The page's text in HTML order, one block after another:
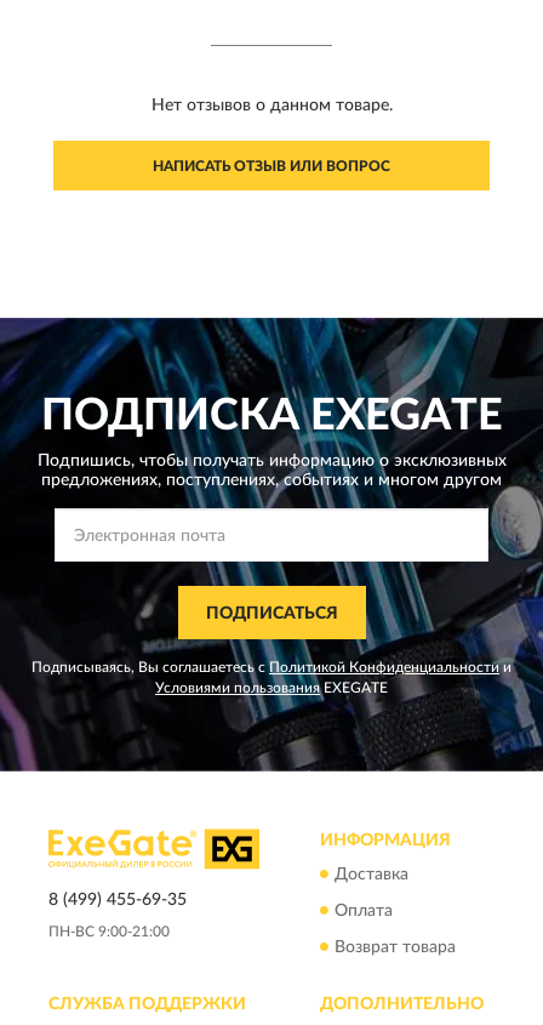
Нет отзывов о данном товаре.
НАПИСАТЬ ОТЗЫВ ИЛИ ВОПРОС
ПОДПИСКАEXEGATE
Подпишись, чтобы получать информацию о эксклюзивных
предложениях, поступлениях, событиях и многом другом
ПОДПИСАТЬСЯ
Подписываясь, Вы соглашаетесь сПолитикой Конфиденциальности и
Условиями пользованияEXEGATE
8 (499) 455-69-35
ПН-ВС 9:00-21:00
ИНФОРМАЦИЯ
Доставка
Оплата
Возврат товара
СЛУЖБА ПОДДЕРЖКИ ДОПОЛНИТЕЛЬНО